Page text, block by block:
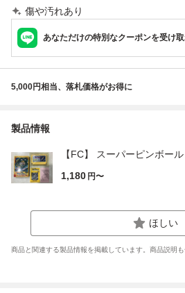
傷や汚れあり
あなただけの特別なクーポンを受け
5,000円相当、落札価格がお得に
製品情報
【FC】 スーパーピンボール
1,180 円〜
ほしい
商品と関連する製品情報を掲載しています。商品説明も